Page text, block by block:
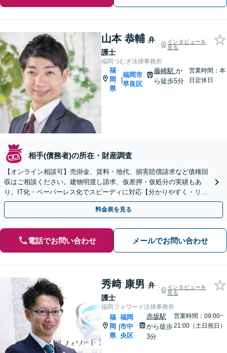
山本 恭輔 弁
護士
インタビューを
見る
福岡つむぎ法律事務所
福
岡
県
|
福岡市
早良区
藤崎駅 か
ら徒歩5分
営業時間：本
日定休日
相手(債務者)の所在・財産調査
【オンライン相談可】売掛金、賃料・地代、損害賠償請求など債権回
収はご相談ください。建物明渡し請求、仮差押・仮処分の実績もあ
り。IT化・ペーパーレス化でスピーディに対応【分かりやすく・リー
ズナブルな料金設定】【藤崎駅徒歩5分】【弁護士歴7年】
料金表を見る
電話でお問い合わせ メールでお問い合わせ
秀﨑 康男 弁
護士
インタビューを
見る
福岡フォワード法律事務所
福
岡
県
|
福岡
市中
央区
赤坂駅
から徒歩
3分
営業時間：09:00~
21:00（土日祝日）